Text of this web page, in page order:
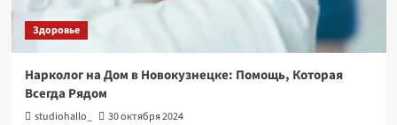
Здоровье
Нарколог на Дом в Новокузнецке: Помощь, Которая
Всегда Рядом
studiohallo_ 30 октября 2024